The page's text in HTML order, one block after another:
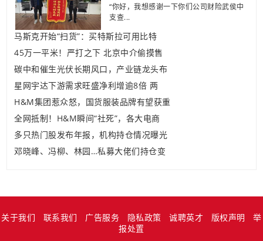
“你好，我想感谢一下你们公司财险武侯中
支查...
马斯克开始“扫货”：买特斯拉可用比特
45万一平米！严打之下 北京中介偷摸售
碳中和催生光伏长期风口，产业链龙头布
星网宇达下游需求旺盛净利增逾8倍 两
H&M集团惹众怒，国货服装品牌有望获重
全网抵制！H&M瞬间“社死”，各大电商
多只热门股发布年报，机构持仓情况曝光
邓晓峰、冯柳、林园…私募大佬们持仓变
关于我们 联系我们 广告服务 隐私政策 诚聘英才 版权声明
举
报处置